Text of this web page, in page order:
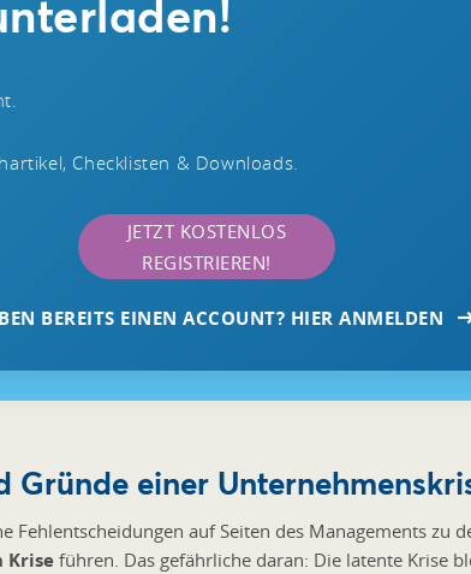
Checklisten & Downloads.
JETZT KOSTENLOS
REGISTRIEREN!
BEREITS EINEN ACCOUNT? HIER ANMELDEN
einer
Fehlentscheidungen auf Seiten des Managements zu
Krise führen. Das gefährliche daran: Die latente Krise